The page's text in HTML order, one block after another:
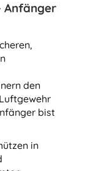
Anfänger
den
bist
in